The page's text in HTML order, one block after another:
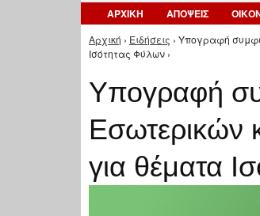
ΑΡΧΙΚΗ ΑΠΟΨΕΙΣ
Είστε εδώ
Αρχική › Ειδήσεις › Υπογραφή
Ισότητας Φύλων ›
Υπογραφή
Εσωτερικών
για θέματα